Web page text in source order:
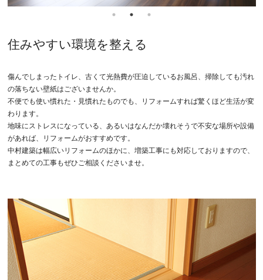
住みやすい環境を整える
傷んでしまったトイレ、古くて光熱費が圧迫しているお風呂、掃除しても汚れ
の落ちない壁紙はございませんか。
不便でも使い慣れた・見慣れたものでも、リフォームすれば驚くほど生活が変
わります。
地味にストレスになっている、あるいはなんだか壊れそうで不安な場所や設備
があれば、リフォームがおすすめです。
中村建築は幅広いリフォームのほかに、増築工事にも対応しておりますので、
まとめての工事もぜひご相談くださいませ。